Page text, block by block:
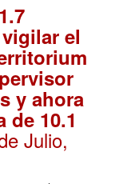
el
y ahora
de 10.1
Julio,